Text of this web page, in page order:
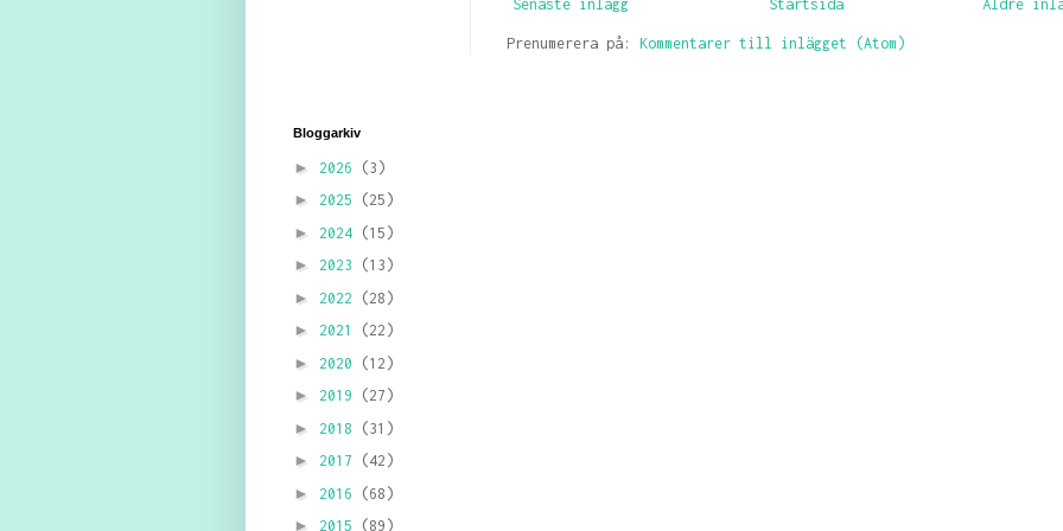
Senaste inlägg Äldre
Startsida
Prenumerera på: Kommentarer till inlägget (Atom)
Bloggarkiv
► 2026 (3)
► 2025 (25)
► 2024 (15)
► 2023 (13)
► 2022 (28)
► 2021 (22)
► 2020 (12)
► 2019 (27)
► 2018 (31)
► 2017 (42)
► 2016 (68)
► 2015 (89)